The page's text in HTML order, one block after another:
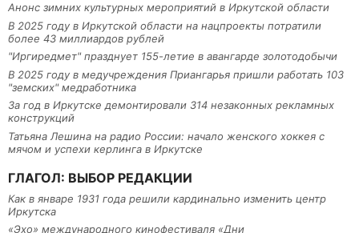
Анонс зимних культурных мероприятий в Иркутской области
В 2025 году в Иркутской области на нацпроекты потратили
более 43 миллиардов рублей
"Иргиредмет" празднует 155-летие в авангарде золотодобычи
В 2025 году в медучреждения Приангарья пришли работать 103
"земских" медработника
За год в Иркутске демонтировали 314 незаконных рекламных
конструкций
Татьяна Лешина на радио России: начало женского хоккея с
мячом и успехи керлинга в Иркутске
ГЛАГОЛ: ВЫБОР РЕДАКЦИИ
Как в январе 1931 года решили кардинально изменить центр
Иркутска
«Эхо» международного кинофестиваля «Дни